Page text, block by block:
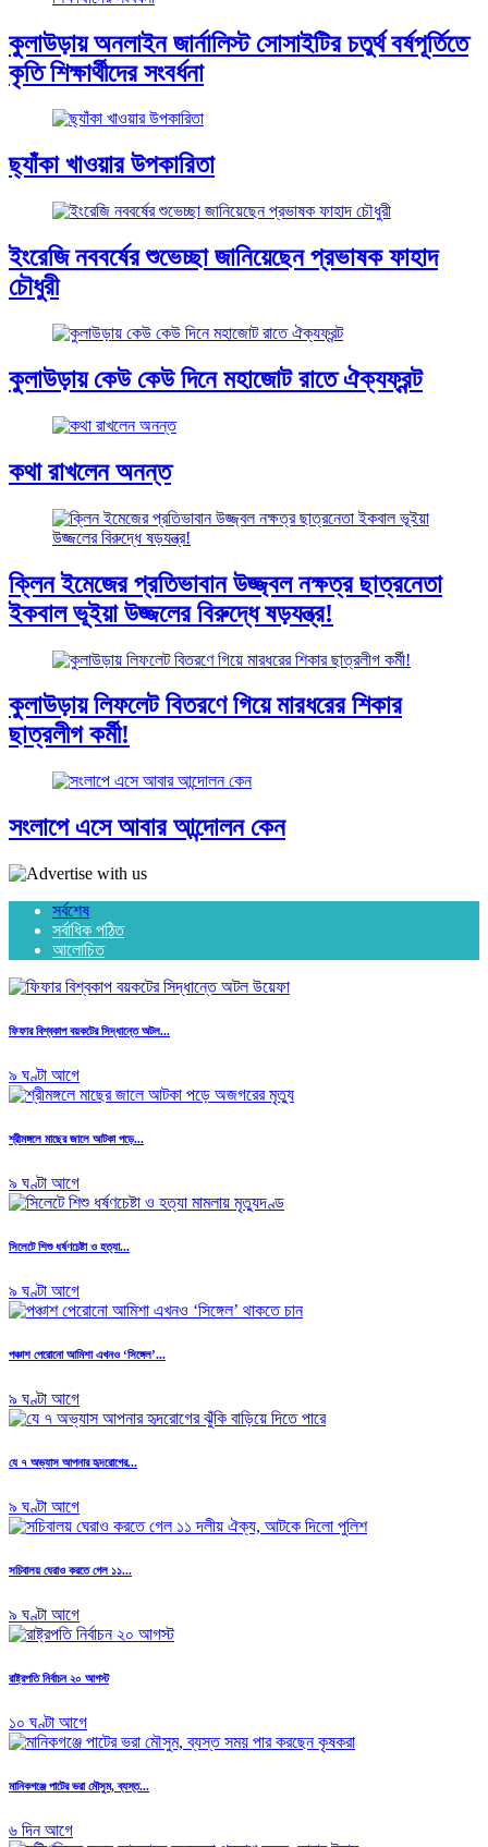
কুলাউড়ায় অনলাইন জার্নালিস্ট সোসাইটির চতুর্থ বর্ষপূর্তিতে
কৃতি শিক্ষার্থীদের সংবর্ধনা
ছ্যাঁকা খাওয়ার উপকারিতা
ইংরেজি নববর্ষের শুভেচ্ছা জানিয়েছেন প্রভাষক ফাহাদ
চৌধুরী
কুলাউড়ায় কেউ কেউ দিনে মহাজোট রাতে ঐক্যফ্রন্ট
কথা রাখলেন অনন্ত
ক্লিন ইমেজের প্রতিভাবান উজ্জ্বল নক্ষত্র ছাত্রনেতা
ইকবাল ভূইয়া উজ্জলের বিরুদ্ধে ষড়যন্ত্র!
কুলাউড়ায় লিফলেট বিতরণে গিয়ে মারধরের শিকার
ছাত্রলীগ কর্মী!
সংলাপে এসে আবার আন্দোলন কেন
সর্বশেষ
সর্বাধিক পঠিত
আলোচিত
ফিফার বিশ্বকাপ বয়কটের সিদ্ধান্তে অটল...
৯ ঘণ্টা আগে
শ্রীমঙ্গলে মাছের জালে আটকা পড়ে...
৯ ঘণ্টা আগে
সিলেটে শিশু ধর্ষণচেষ্টা ও হত্যা...
৯ ঘণ্টা আগে
পঞ্চাশ পেরোনো আমিশা এখনও ‘সিঙ্গেল’...
৯ ঘণ্টা আগে
যে ৭ অভ্যাস আপনার হৃদরোগের...
৯ ঘণ্টা আগে
সচিবালয় ঘেরাও করতে গেল ১১...
৯ ঘণ্টা আগে
রাষ্ট্রপতি নির্বাচন ২০ আগস্ট
১০ ঘণ্টা আগে
মানিকগঞ্জে পাটের ভরা মৌসুম, ব্যস্ত...
৬ দিন আগে